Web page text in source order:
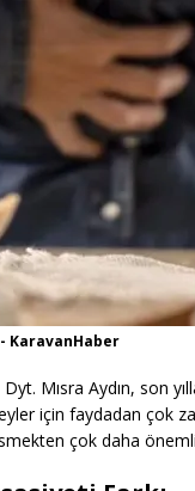
KaravanHaber
Mısra Aydın, son
için faydadan çok
çok daha